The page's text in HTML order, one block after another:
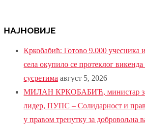
НАЈНОВИЈЕ
Кркобабић: Готово 9.000 учесника
села окупило се протеклог
сусретима август 5, 2026
МИЛАН КРКОБАБИЋ, министар за
лидер, ПУПС – Солидарност и
у правом тренутку за добровољна